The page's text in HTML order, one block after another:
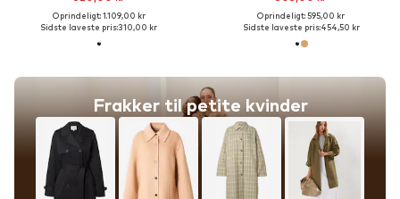
Oprindeligt: 1.109,00 kr
Sidste laveste pris:310,00 kr
Frakker til petite kvinder
Oprindeligt: 595,00 kr
Sidste laveste pris:454,50 kr